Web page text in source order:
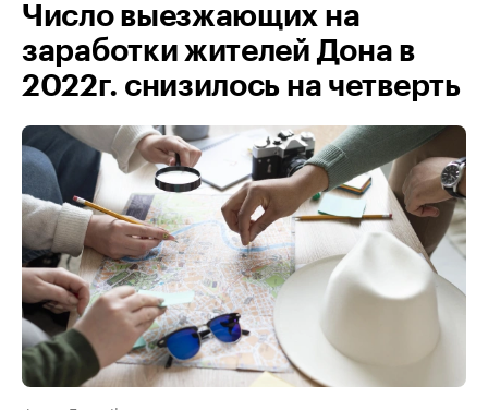
Число выезжающих на
заработки жителей Дона в
2022г. снизилось на четверть